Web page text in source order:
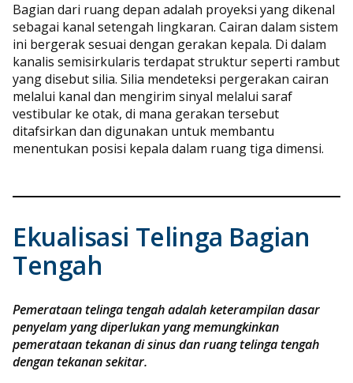
Bagian dari ruang depan adalah proyeksi yang dikenal
sebagai kanal setengah lingkaran. Cairan dalam sistem
ini bergerak sesuai dengan gerakan kepala. Di dalam
kanalis semisirkularis terdapat struktur seperti rambut
yang disebut silia. Silia mendeteksi pergerakan cairan
melalui kanal dan mengirim sinyal melalui saraf
vestibular ke otak, di mana gerakan tersebut
ditafsirkan dan digunakan untuk membantu
menentukan posisi kepala dalam ruang tiga dimensi.
Ekualisasi Telinga Bagian
Tengah
Pemerataan telinga tengah adalah keterampilan dasar
penyelam yang diperlukan yang memungkinkan
pemerataan tekanan di sinus dan ruang telinga tengah
dengan tekanan sekitar.